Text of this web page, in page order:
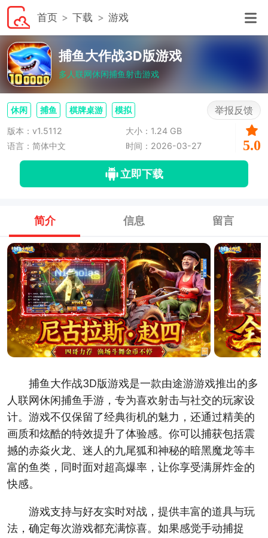
首页 下载 游戏
捕鱼大作战3D版游戏
多人联网休闲捕鱼射击游戏
休闲 捕鱼 棋牌桌游 模拟 举报反馈
版本：v1.5112
大小：1.24 GB
语言：简体中文
时间：2026-03-27 5.0
立即下载
简介 信息 留言
捕鱼大作战3D版游戏是一款由途游游戏推出的多
人联网休闲捕鱼手游，专为喜欢射击与社交的玩家设
计。游戏不仅保留了经典街机的魅力，还通过精美的
画质和炫酷的特效提升了体验感。你可以捕获包括震
撼的赤焱火龙、迷人的九尾狐和神秘的暗黑魔龙等丰
富的鱼类，同时面对超高爆率，让你享受满屏炸金的
快感。
游戏支持与好友实时对战，提供丰富的道具与玩
法，确定每次游戏都充满惊喜。如果感觉手动捕捉